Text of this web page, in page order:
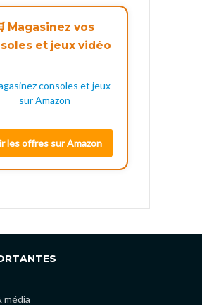
Magasinez vos
et jeux vidéo
les offres sur Amazon
média